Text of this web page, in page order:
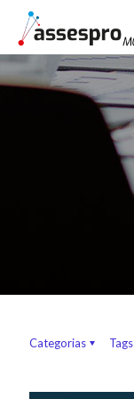
Categorias Tags